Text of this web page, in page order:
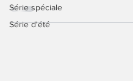
Série spéciale
Série d'été